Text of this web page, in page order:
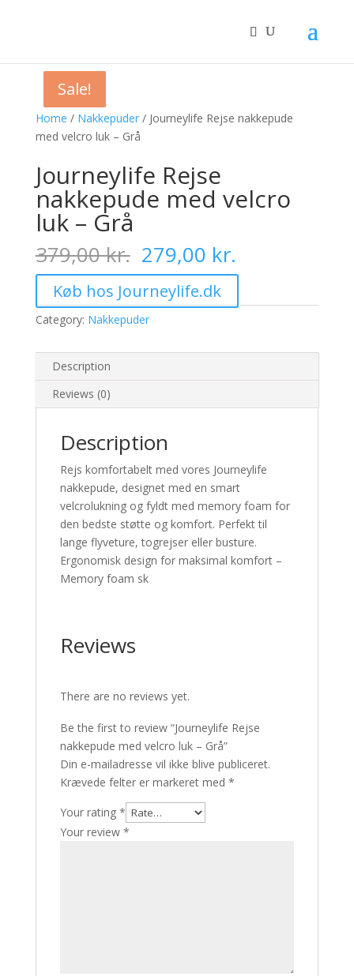
Home / Nakkepuder/ Journeylife Rejse nakkepude
med velcro luk – Grå
Sale!
Journeylife Rejse
nakkepude med velcro
luk – Grå
379,00kr. Original
price
was:
379,00 kr..
279,00 kr.
price
279,00 kr..
Køb hos Journeylife.dk
Category: Nakkepuder
Description
Reviews (0)
Description
Rejs komfortabelt med vores Journeylife
nakkepude, designet med en smart
velcrolukning og fyldt med memory foam for
den bedste støtte og komfort. Perfekt til
lange flyveture, togrejser eller busture.
Ergonomisk design for maksimal komfort –
Memory foam sk
Reviews
There are no reviews yet.
Be the first to review “Journeylife Rejse
nakkepude med velcro luk – Grå”
Din e-mailadresse vil ikke blive publiceret.
Krævede felter er markeret med *
Your rating *
Your review *
Sale!
Sale!
Sale!